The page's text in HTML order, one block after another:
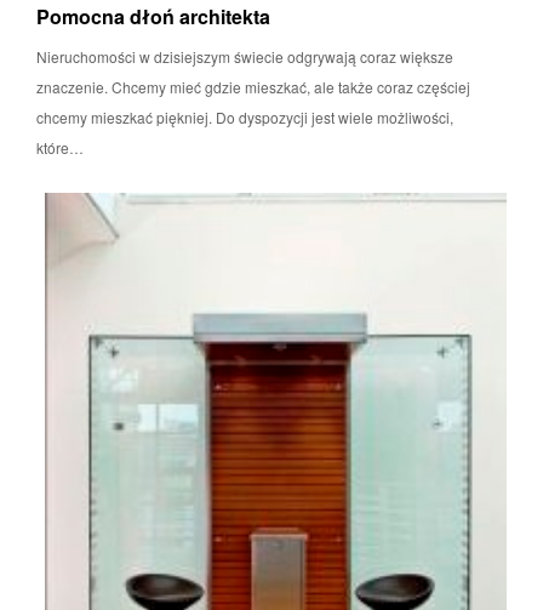
Pomocna dłoń architekta
Nieruchomości w dzisiejszym świecie odgrywają coraz większe
znaczenie. Chcemy mieć gdzie mieszkać, ale także coraz częściej
chcemy mieszkać piękniej. Do dyspozycji jest wiele możliwości,
które…